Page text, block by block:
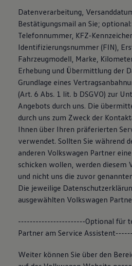
Datenverarbeitung,
Bestätigungsmail an Sie;
Telefonnummer, KFZ-
Identifizierungsnummer (FIN),
Fahrzeugmodell, Marke,
Erhebung und Übermittlung der
Grundlage eines
(Art. 6 Abs. 1 lit. b DSGVO) zur
Angebots durch uns. Die
durch uns zum Zweck der
Ihnen über Ihren präferierten
verwendet. Sollten Sie während
anderen Volkswagen Partner
schicken wollen, werden diesem
und nicht uns die zuvor
Die jeweilige
ausgewählten Volkswagen
-----------------------Optional für
Partner am Service
Weiter können Sie über den